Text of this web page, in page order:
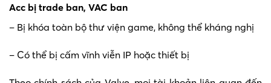
Acc bị trade ban, VAC ban
– Bị khóa toàn bộ thư viện game, không thể kháng nghị
– Có thể bị cấm vĩnh viễn IP hoặc thiết bị